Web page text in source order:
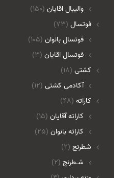
واليبال اقايان (150)
(73) فوتسال
فوتسال بانوان (105)
فوتسال اقايان (3)
(18) کشتی
آکادمی کشتی (12)
(48) کاراته
کاراته آقایان (15)
کاراته بانوان (25)
(2) شطرنج
شـطرنج (2)